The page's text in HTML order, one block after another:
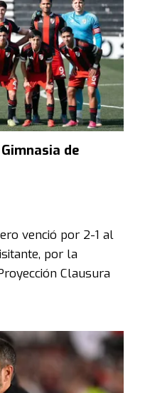
de
venció por 2-1 al
por la
Clausura